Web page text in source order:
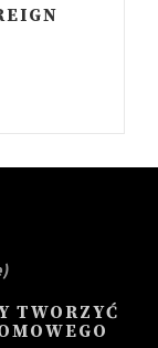
TWORZYĆ